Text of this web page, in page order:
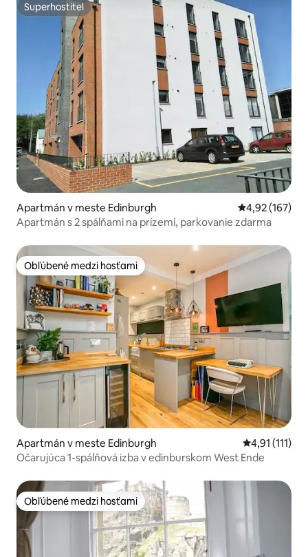
Superhostiteľ
Superhostiteľ
Apartmán v meste Edinburgh Priemerné
4,92 (167)
Apartmán s 2 spálňami na prízemí, parkovanie zdarma
Obľúbené medzi hosťami
Obľúbené medzi hosťami
Apartmán v meste Edinburgh Priemerné
4,91 (111)
Očarujúca 1-spálňová izba v edinburskom West Ende
Obľúbené medzi hosťami
Obľúbené medzi hosťami